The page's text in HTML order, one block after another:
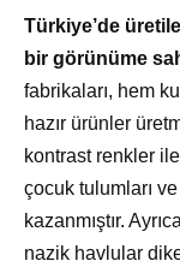
Türkiye’de
bir görünüme
fabrikaları, hem
hazır ürünler
kontrast renkler
çocuk tulumları
kazanmıştır.
nazik havlular